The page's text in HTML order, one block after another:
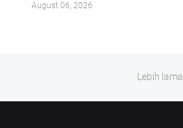
August 06, 2026
Lebih lama